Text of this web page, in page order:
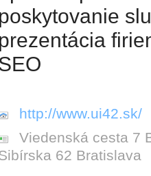
poskytovanie
prezentácia
http://www.ui42.sk/
Viedenská cesta 7
62 Bratislava